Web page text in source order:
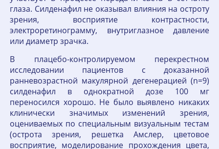
глаза. Силденафил не оказывал влияния на остроту
зрения, восприятие контрастности,
электроретинограмму, внутриглазное давление
или диаметр зрачка.
В плацебо-контролируемом перекрестном
исследовании пациентов с доказанной
ранневозрастной макулярной дегенерацией (n=9)
силденафил в однократной дозе 100 мг
переносился хорошо. Не было выявлено никаких
клинически значимых изменений зрения,
оцениваемых по специальным визуальным тестам
(острота зрения, решетка Амслер, цветовое
восприятие, моделирование прохождения цвета,